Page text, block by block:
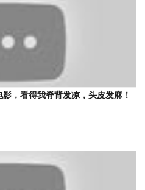
，看得我脊背发凉，头皮发麻！